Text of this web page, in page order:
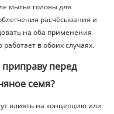
мытья головы для
расчёсывания и
на оба применения
в обоих случаях.
перед
семя?
влиять на концепцию или